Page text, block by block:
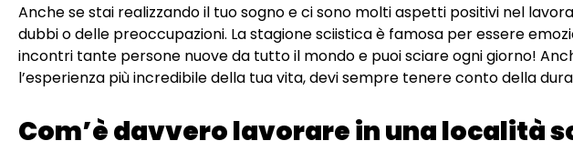
Anche se stai realizzando il tuo sogno e ci sono molti aspetti positivi nel
dubbi o delle preoccupazioni. La stagione sciistica è famosa per essere
incontri tante persone nuove da tutto il mondo e puoi sciare ogni giorno!
l’esperienza più incredibile della tua vita, devi sempre tenere conto della
Com’è davvero lavorare in una località